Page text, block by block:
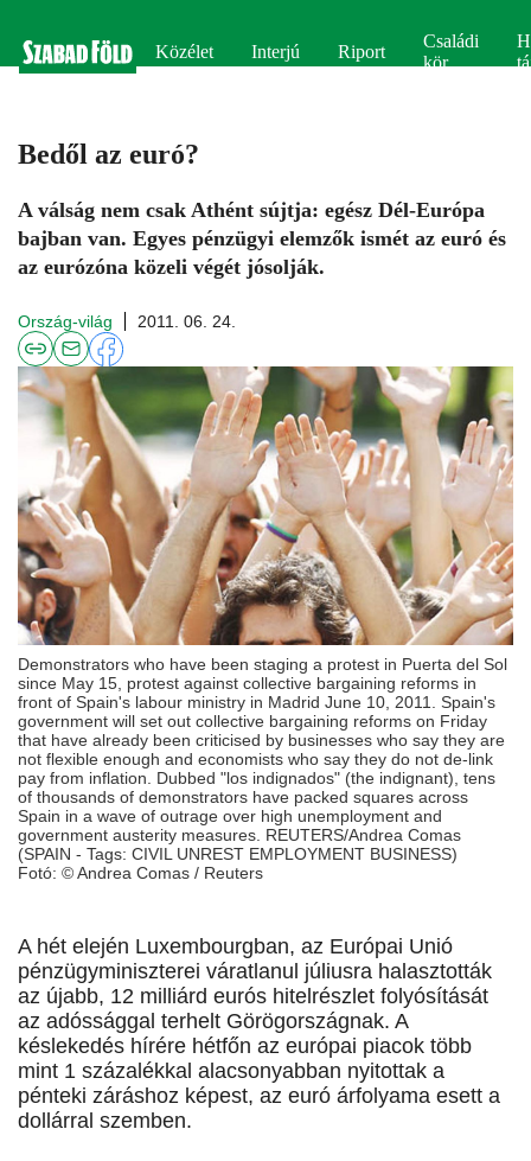
Közélet Interjú Riport
Családi
kör
Bedől az euró?
A válság nem csak Athént sújtja: egész Dél-Európa
bajban van. Egyes pénzügyi elemzők ismét az euró és
az eurózóna közeli végét jósolják.
Ország-világ 2011. 06. 24.
Demonstrators who have been staging a protest in Puerta del Sol
since May 15, protest against collective bargaining reforms in
front of Spain's labour ministry in Madrid June 10, 2011. Spain's
government will set out collective bargaining reforms on Friday
that have already been criticised by businesses who say they are
not flexible enough and economists who say they do not de-link
pay from inflation. Dubbed "los indignados" (the indignant), tens
of thousands of demonstrators have packed squares across
Spain in a wave of outrage over high unemployment and
government austerity measures. REUTERS/Andrea Comas
(SPAIN - Tags: CIVIL UNREST EMPLOYMENT BUSINESS)
Fotó: © Andrea Comas / Reuters
A hét elején Luxembourgban, az Európai Unió
pénzügyminiszterei váratlanul júliusra halasztották
az újabb, 12 milliárd eurós hitelrészlet folyósítását
az adóssággal terhelt Görögországnak. A
késlekedés hírére hétfőn az európai piacok több
mint 1 százalékkal alacsonyabban nyitottak a
pénteki záráshoz képest, az euró árfolyama esett a
dollárral szemben.